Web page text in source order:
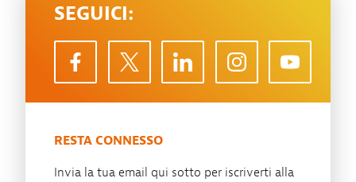
SEGUICI:
RESTA CONNESSO
Invia la tua email qui sotto per iscriverti alla